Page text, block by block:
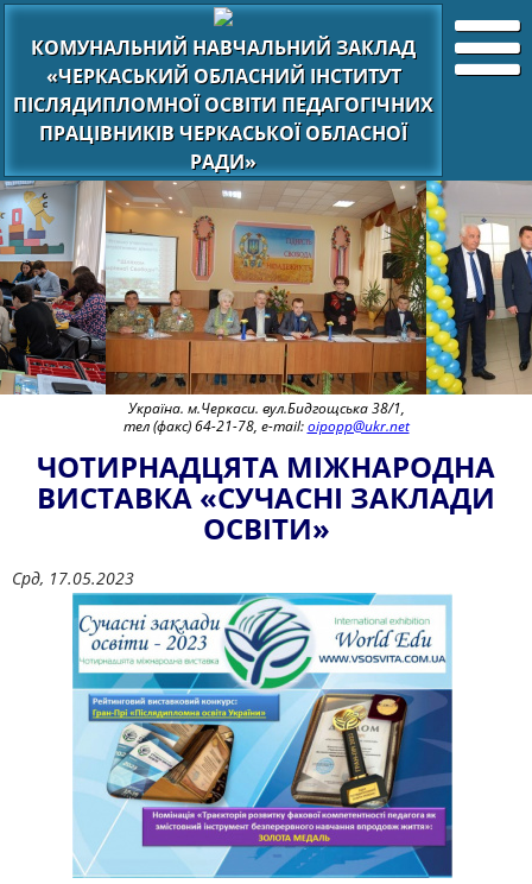
КОМУНАЛЬНИЙ НАВЧАЛЬНИЙ ЗАКЛАД
«ЧЕРКАСЬКИЙ ОБЛАСНИЙ ІНСТИТУТ
ПІСЛЯДИПЛОМНОЇ ОСВІТИ ПЕДАГОГІЧНИХ
ПРАЦІВНИКІВ ЧЕРКАСЬКОЇ ОБЛАСНОЇ
РАДИ»
Україна. м.Черкаси. вул.Бидгощська 38/1,
тел (факс) 64-21-78, e-mail:oipopp@ukr.net
ЧОТИРНАДЦЯТА МІЖНАРОДНА
ВИСТАВКА «СУЧАСНІ ЗАКЛАДИ
ОСВІТИ»
Срд, 17.05.2023